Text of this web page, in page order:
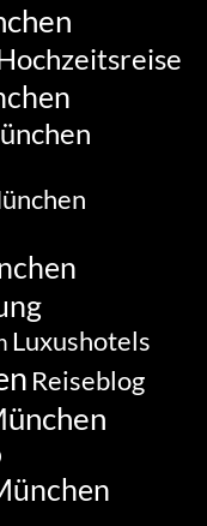
Luxushotels
Reiseblog